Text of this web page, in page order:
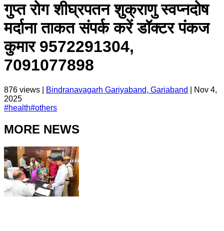
गुप्त रोग शीघ्रपतन शुक्राणु स्वप्नदोष
मर्दाना ताकत संपर्क करें डॉक्टर पंकज
कुमार 9572291304,
7091077898
876 views | Bindranavagarh Gariyaband, Gariaband
Nov 4,
2025
#health#others
MORE NEWS